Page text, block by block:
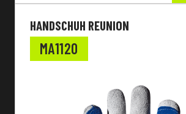
HANDSCHUH REUNION
MA1120